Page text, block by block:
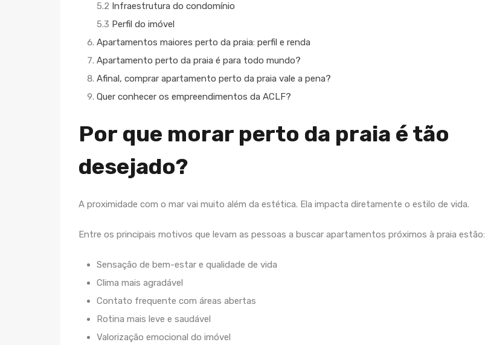
5.2 Infraestrutura do condomínio
5.3 Perfil do imóvel
Apartamentos maiores perto da praia: perfil e renda
Apartamento perto da praia é para todo mundo?
Afinal, comprar apartamento perto da praia vale a pena?
Quer conhecer os empreendimentos da ACLF?
Por que morar perto da praia é tão
desejado?
A proximidade com o mar vai muito além da estética. Ela impacta diretamente o estilo de vida.
Entre os principais motivos que levam as pessoas a buscar apartamentos próximos à praia estão:
Sensação de bem-estar e qualidade de vida
Clima mais agradável
Contato frequente com áreas abertas
Rotina mais leve e saudável
Valorização emocional do imóvel